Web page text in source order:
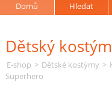
Domů Hledat
Dětský
E-shop > Dětské kostýmy >
Superhero